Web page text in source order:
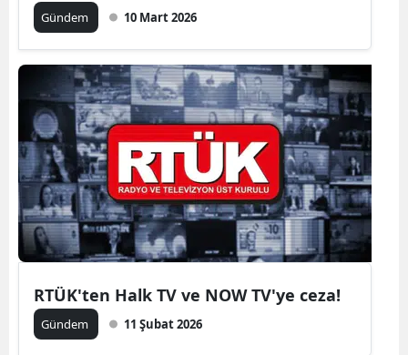
Düzce
Gündem 10 Mart 2026
RTÜK'ten Halk TV ve NOW TV'ye ceza!
Gündem 11 Şubat 2026